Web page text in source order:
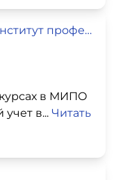
Московский институт профессионального образования
в МИПО
в... Читать